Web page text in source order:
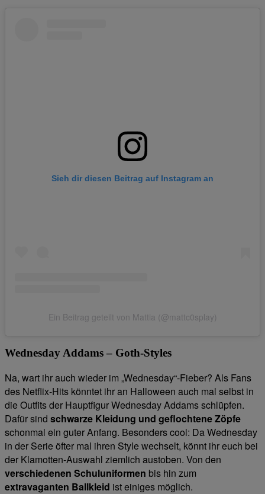
Sieh dir diesen Beitrag auf Instagram an
Ein Beitrag geteilt von Mattia (@mattc0splay)
Wednesday Addams – Goth-Styles
Na, wart ihr auch wieder im „Wednesday“-Fieber? Als Fans
des Netflix-Hits könntet ihr an Halloween auch mal selbst in
die Outfits der Hauptfigur Wednesday Addams schlüpfen.
Dafür sind schwarze Kleidung und geflochtene Zöpfe
schonmal ein guter Anfang. Besonders cool: Da Wednesday
in der Serie öfter mal ihren Style wechselt, könnt ihr euch bei
der Klamotten-Auswahl ziemlich austoben. Von den
verschiedenen Schuluniformen bis hin zum
extravaganten Ballkleid ist einiges möglich.